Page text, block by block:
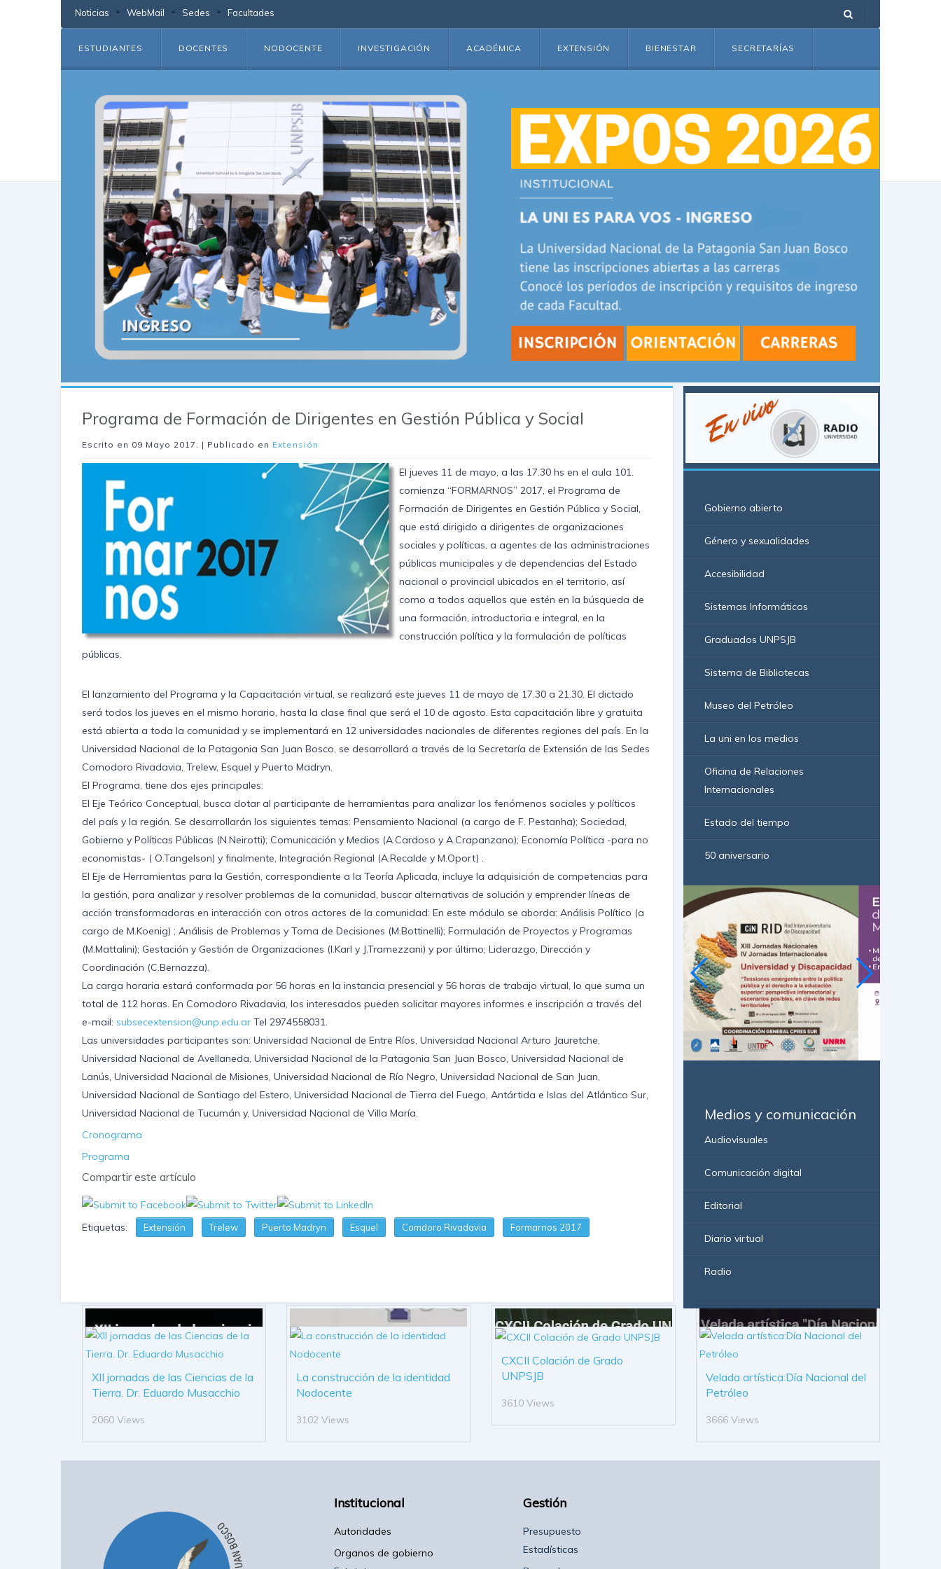
Noticias WebMail Sedes Facultades
ESTUDIANTES DOCENTES NODOCENTE INVESTIGACIÓN ACADÉMICA EXTENSIÓN BIENESTAR SECRETARÍAS
Programa de Formación de Dirigentes en Gestión Pública y Social
Escrito en 09 Mayo 2017 . | Publicado en Extensión
El jueves 11 de mayo, a las 17.30 hs en el aula 101.
comienza “FORMARNOS” 2017, el Programa de
Formación de Dirigentes en Gestión Pública y Social,
que está dirigido a dirigentes de organizaciones
sociales y políticas, a agentes de las administraciones
públicas municipales y de dependencias del Estado
nacional o provincial ubicados en el territorio, así
como a todos aquellos que estén en la búsqueda de
una formación, introductoria e integral, en la
construcción política y la formulación de políticas
públicas.
El lanzamiento del Programa y la Capacitación virtual, se realizará este jueves 11 de mayo de 17.30 a 21.30. El dictado
será todos los jueves en el mismo horario, hasta la clase final que será el 10 de agosto. Esta capacitación libre y gratuita
está abierta a toda la comunidad y se implementará en 12 universidades nacionales de diferentes regiones del país. En la
Universidad Nacional de la Patagonia San Juan Bosco, se desarrollará a través de la Secretaría de Extensión de las Sedes
Comodoro Rivadavia, Trelew, Esquel y Puerto Madryn.
El Programa, tiene dos ejes principales:
El Eje Teórico Conceptual, busca dotar al participante de herramientas para analizar los fenómenos sociales y políticos
del país y la región. Se desarrollarán los siguientes temas: Pensamiento Nacional (a cargo de F. Pestanha); Sociedad,
Gobierno y Políticas Públicas (N.Neirotti); Comunicación y Medios (A.Cardoso y A.Crapanzano); Economía Política -para no
economistas- ( O.Tangelson) y finalmente, Integración Regional (A.Recalde y M.Oport) .
El Eje de Herramientas para la Gestión, correspondiente a la Teoría Aplicada, incluye la adquisición de competencias para
la gestión, para analizar y resolver problemas de la comunidad, buscar alternativas de solución y emprender líneas de
acción transformadoras en interacción con otros actores de la comunidad: En este módulo se aborda: Análisis Político (a
cargo de M.Koenig) ; Análisis de Problemas y Toma de Decisiones (M.Bottinelli); Formulación de Proyectos y Programas
(M.Mattalini); Gestación y Gestión de Organizaciones (I.Karl y J.Tramezzani) y por último; Liderazgo, Dirección y
Coordinación (C.Bernazza).
La carga horaria estará conformada por 56 horas en la instancia presencial y 56 horas de trabajo virtual, lo que suma un
total de 112 horas. En Comodoro Rivadavia, los interesados pueden solicitar mayores informes e inscripción a través del
e-mail: subsecextension@unp.edu.ar Tel 2974558031.
Las universidades participantes son: Universidad Nacional de Entre Ríos, Universidad Nacional Arturo Jauretche,
Universidad Nacional de Avellaneda, Universidad Nacional de la Patagonia San Juan Bosco, Universidad Nacional de
Lanús, Universidad Nacional de Misiones, Universidad Nacional de Río Negro, Universidad Nacional de San Juan,
Universidad Nacional de Santiago del Estero, Universidad Nacional de Tierra del Fuego, Antártida e Islas del Atlántico Sur,
Universidad Nacional de Tucumán y, Universidad Nacional de Villa María.
Cronograma
Programa
Compartir este artículo
Etiquetas: Extensión Trelew Puerto Madryn Esquel Comdoro Rivadavia Formarnos 2017
Gobierno abierto
Género y sexualidades
Accesibilidad
Sistemas Informáticos
Graduados UNPSJB
Sistema de Bibliotecas
Museo del Petróleo
La uni en los medios
Oficina de Relaciones
Internacionales
Estado del tiempo
50 aniversario
Medios y comunicación
Audiovisuales
Comunicación digital
Editorial
Diario virtual
Radio
XII jornadas de las Ciencias de la
Tierra. Dr. Eduardo Musacchio
2060 Views
La construcción de la identidad
Nodocente
3102 Views
CXCII Colación de Grado
UNPSJB
3610 Views
Velada artística:Día Nacional del
Petróleo
3666 Views
Institucional
Autoridades
Organos de gobierno
Gestión
Presupuesto
Estadísticas